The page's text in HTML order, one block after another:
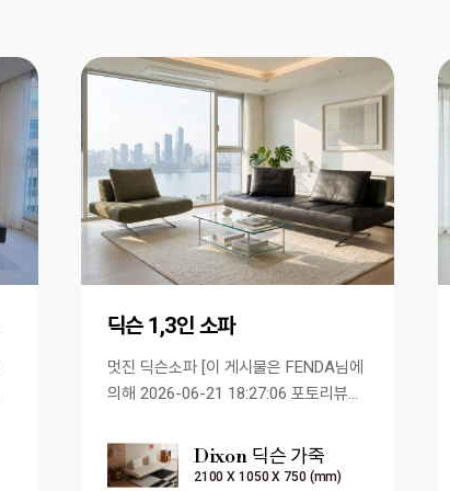
딕슨 1,3인 소파
멋진 딕슨소파 [이 게시물은 FENDA님에
의해 2026-06-21 18:27:06 포토리뷰에
Dixon 딕슨 가죽
2100 X 1050 X 750 (mm)